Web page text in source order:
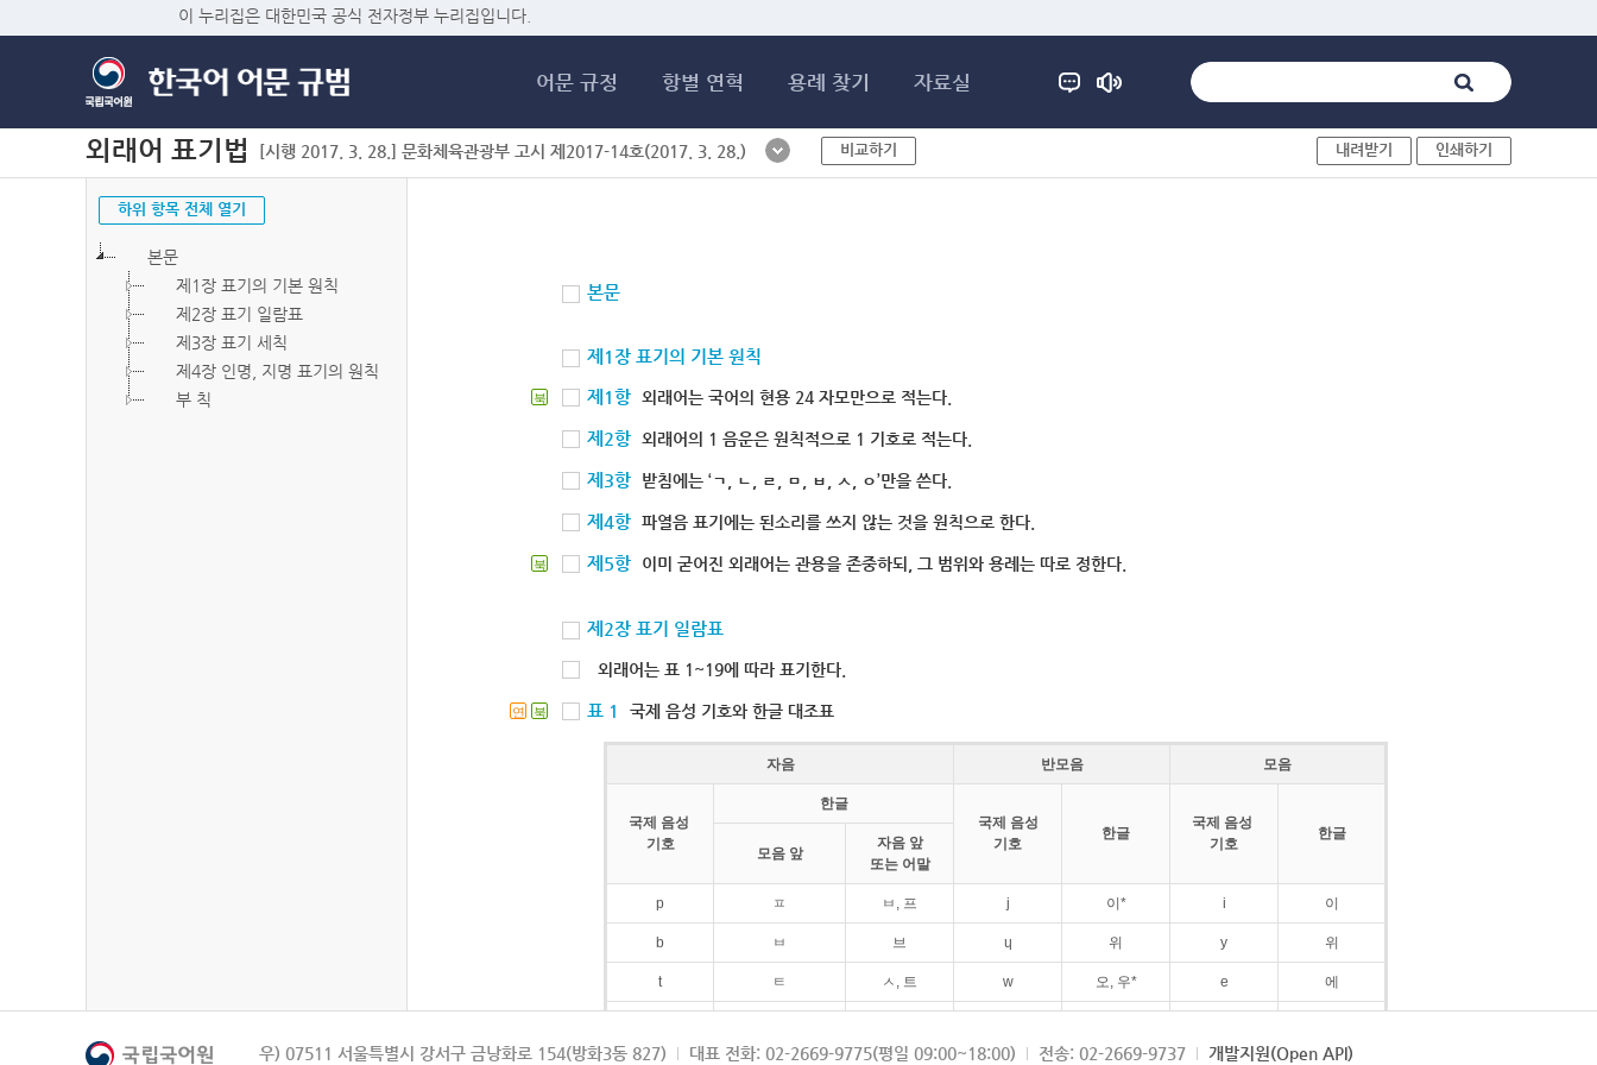
이 누리집은 대한민국 공식 전자정부 누리집입니다.
어문 규정 항별 연혁 용례 찾기 자료실
외래어 표기법 [시행 2017. 3. 28.] 문화체육관광부 고시 제2017-14호(2017. 3. 28.) 비교하기 내려받기 인쇄하기
하위 항목 전체 열기
본문
제1장 표기의 기본 원칙
제2장 표기 일람표
제3장 표기 세칙
제4장 인명, 지명 표기의 원칙
부 칙
본문
제1장 표기의 기본 원칙
북 제1항 외래어는 국어의 현용 24 자모만으로 적는다.
제2항 외래어의 1 음운은 원칙적으로 1 기호로 적는다.
제3항 받침에는 ‘ㄱ, ㄴ, ㄹ, ㅁ, ㅂ, ㅅ, ㅇ’만을 쓴다.
제4항 파열음 표기에는 된소리를 쓰지 않는 것을 원칙으로 한다.
북 제5항 이미 굳어진 외래어는 관용을 존중하되, 그 범위와 용례는 따로 정한다.
제2장 표기 일람표
외래어는 표 1~19에 따라 표기한다.
연 북 표 1 국제 음성 기호와 한글 대조표
자음 반모음 모음
국제 음성
기호
한글
국제 음성
기호
한글
국제 음성
기호
한글
모음 앞
자음 앞
또는 어말
p ㅍ ㅂ, 프 j 이* i 이
b ㅂ 브 ɥ 위 y 위
t ㅌ ㅅ, 트 w 오, 우* e 에
k ㅋ ㄱ, 크 ɛ 에
우) 07511 서울특별시 강서구 금낭화로 154(방화3동 827) 대표 전화: 02-2669-9775(평일 09:00~18:00) 전송: 02-2669-9737 개발지원(Open API)